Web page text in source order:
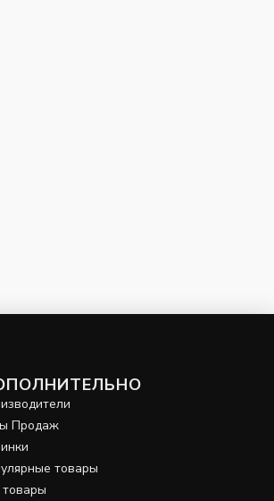
Продаж
товары